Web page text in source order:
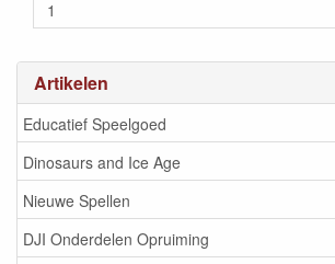
Artikelen
Educatief Speelgoed
Dinosaurs and Ice Age
Nieuwe Spellen
DJI Onderdelen Opruiming